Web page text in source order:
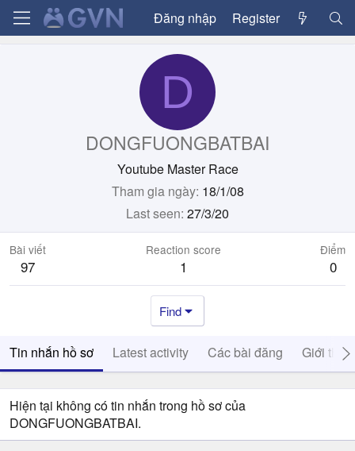
Đăng nhập Register
D
DONGFUONGBATBAI
Youtube Master Race
Tham gia ngày 18/1/08
Last seen 27/3/20
Bài viết
97
Reaction score
1
Điểm
0
Find
Tin nhắn hồ sơ Latest activity Các bài đăng Giới thiệu
Hiện tại không có tin nhắn trong hồ sơ của
DONGFUONGBATBAI.